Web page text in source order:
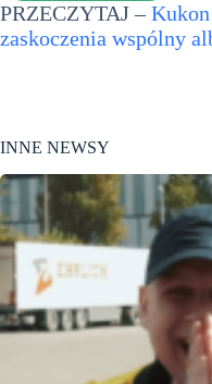
PRZECZYTAJ –
zaskoczenia wspólny
INNE NEWSY